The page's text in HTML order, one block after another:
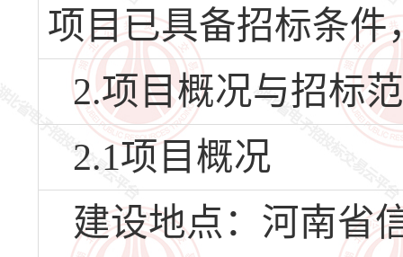
项目已具备招标条
2.项目概况与招标
2.1项目概况
建设地点：河南省